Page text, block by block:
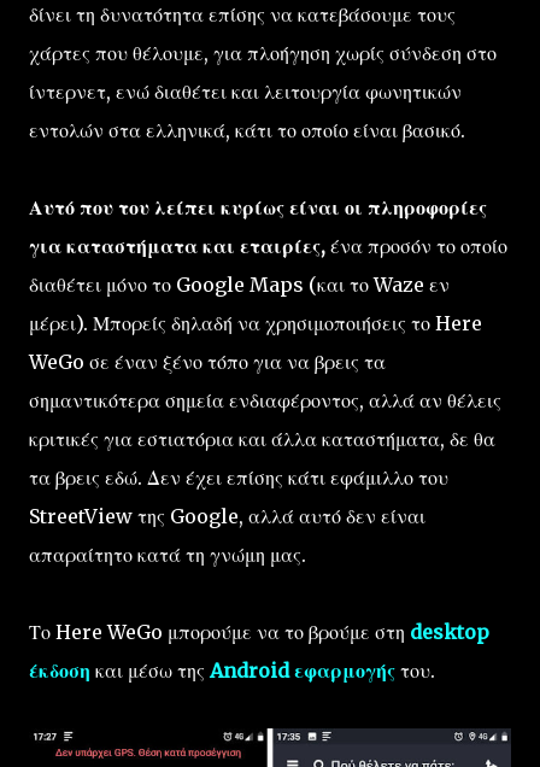
δίνει τη δυνατότητα επίσης να κατεβάσουμε τους
χάρτες που θέλουμε, για πλοήγηση χωρίς σύνδεση στο
ίντερνετ, ενώ διαθέτει και λειτουργία φωνητικών
εντολών στα ελληνικά, κάτι το οποίο είναι βασικό.
Αυτό που του λείπει κυρίως είναι οι πληροφορίες
για καταστήματα και εταιρίες, ένα προσόν το οποίο
διαθέτει μόνο το Google Maps (και το Waze εν
μέρει). Μπορείς δηλαδή να χρησιμοποιήσεις το Here
WeGo σε έναν ξένο τόπο για να βρεις τα
σημαντικότερα σημεία ενδιαφέροντος, αλλά αν θέλεις
κριτικές για εστιατόρια και άλλα καταστήματα, δε θα
τα βρεις εδώ. Δεν έχει επίσης κάτι εφάμιλλο του
StreetView της Google, αλλά αυτό δεν είναι
απαραίτητο κατά τη γνώμη μας.
Το Here WeGo μπορούμε να το βρούμε στη desktop
έκδοση και μέσω της Android εφαρμογής του.